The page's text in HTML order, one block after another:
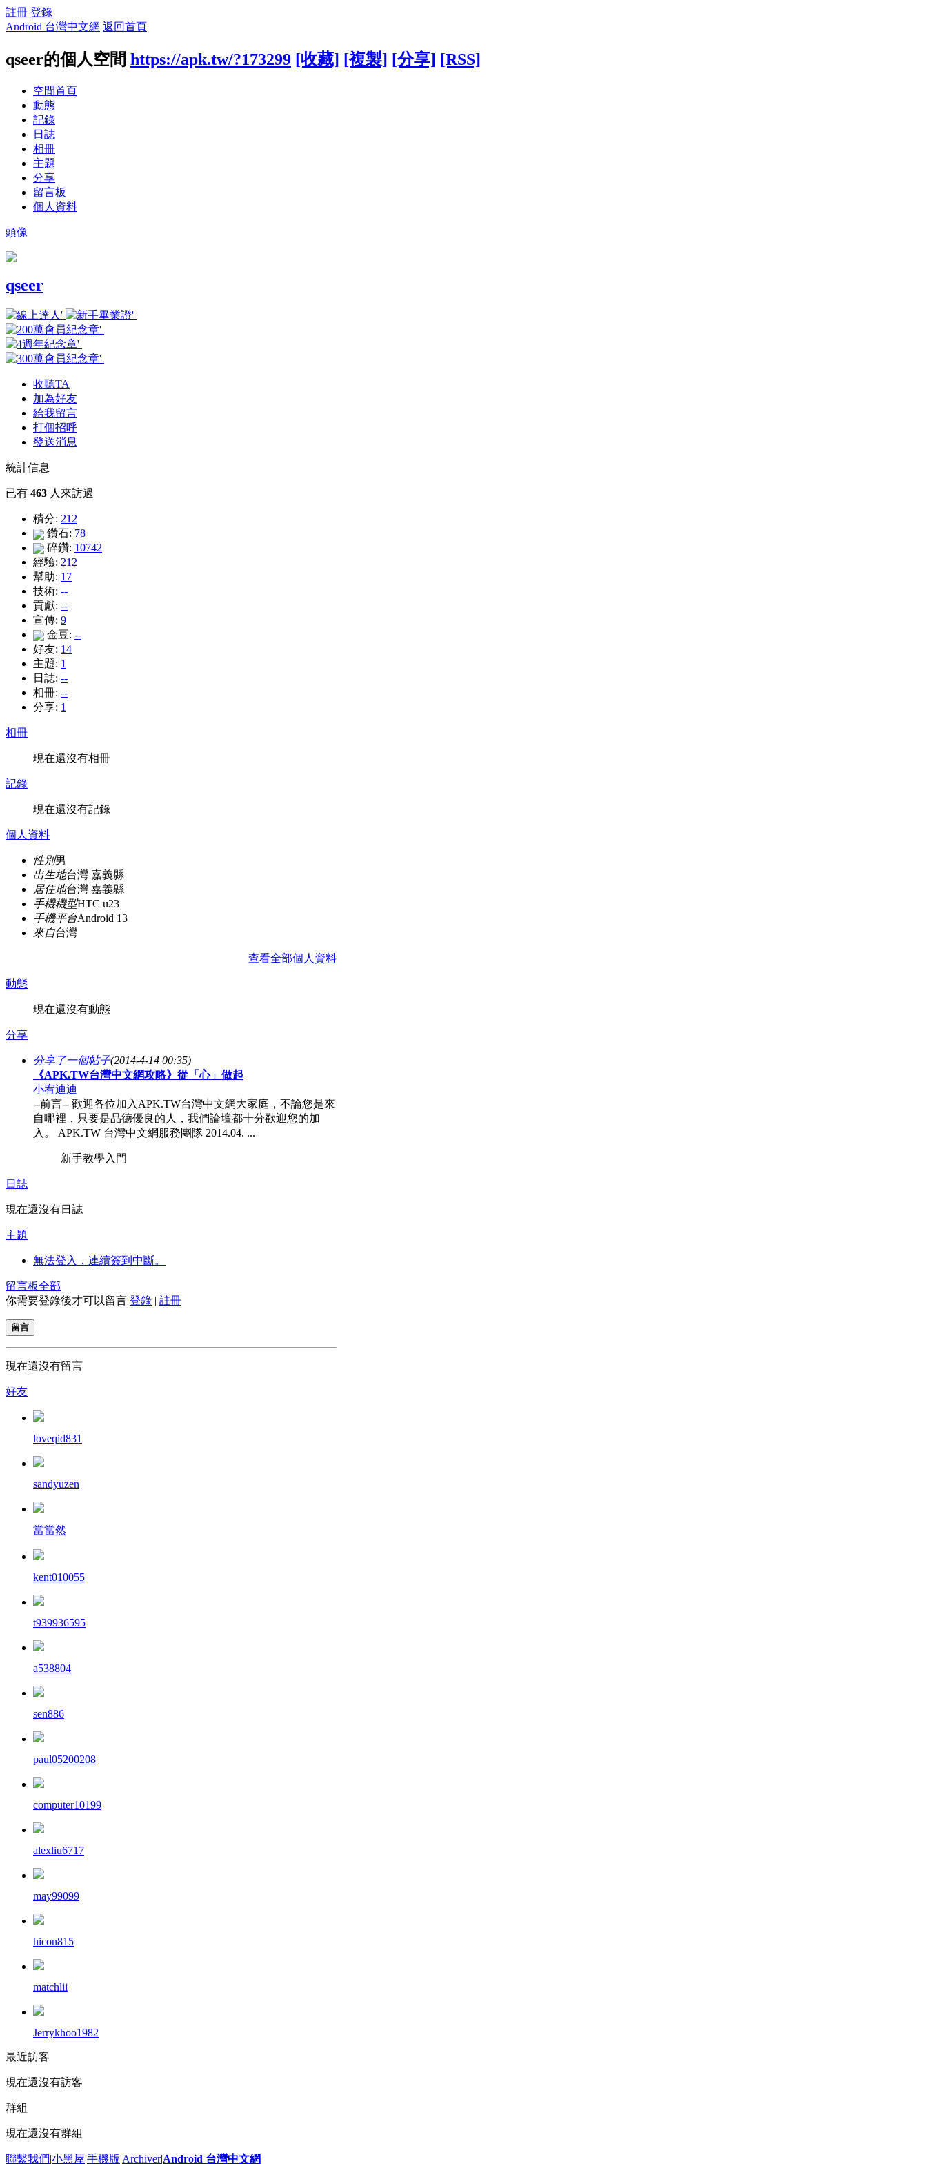
註冊 登錄
Android 台灣中文網 返回首頁
qseer的個人空間 https://apk.tw/?173299 [收藏] [複製] [分享] [RSS]
空間首頁
動態
記錄
日誌
相冊
主題
分享
留言板
個人資料
頭像
qseer
收聽TA
加為好友
給我留言
打個招呼
發送消息
統計信息
已有 463 人來訪過
積分: 212
鑽石: 78
碎鑽: 10742
經驗: 212
幫助: 17
技術: --
貢獻: --
宣傳: 9
金豆: --
好友: 14
主題: 1
日誌: --
相冊: --
分享: 1
相冊
現在還沒有相冊
記錄
現在還沒有記錄
個人資料
性別男
出生地台灣 嘉義縣
居住地台灣 嘉義縣
手機機型HTC u23
手機平台Android 13
來自台灣
查看全部個人資料
動態
現在還沒有動態
分享
分享了一個帖子(2014-4-14 00:35)
《APK.TW台灣中文網攻略》從「心」做起
小宥迪迪
--前言-- 歡迎各位加入APK.TW台灣中文網大家庭，不論您是來
自哪裡，只要是品德優良的人，我們論壇都十分歡迎您的加
入。 APK.TW 台灣中文網服務團隊 2014.04. ...
新手教學入門
日誌
現在還沒有日誌
主題
無法登入，連續簽到中斷。
留言板全部
你需要登錄後才可以留言 登錄 | 註冊
留言
現在還沒有留言
好友
loveqid831
sandyuzen
當當然
kent010055
t939936595
a538804
sen886
paul05200208
computer10199
alexliu6717
may99099
hicon815
matchlii
Jerrykhoo1982
最近訪客
現在還沒有訪客
群組
現在還沒有群組
聯繫我們|小黑屋|手機版|Archiver|Android 台灣中文網